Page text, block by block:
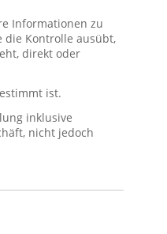
Informationen zu
die Kontrolle ausübt,
direkt oder
ist.
inklusive
nicht jedoch